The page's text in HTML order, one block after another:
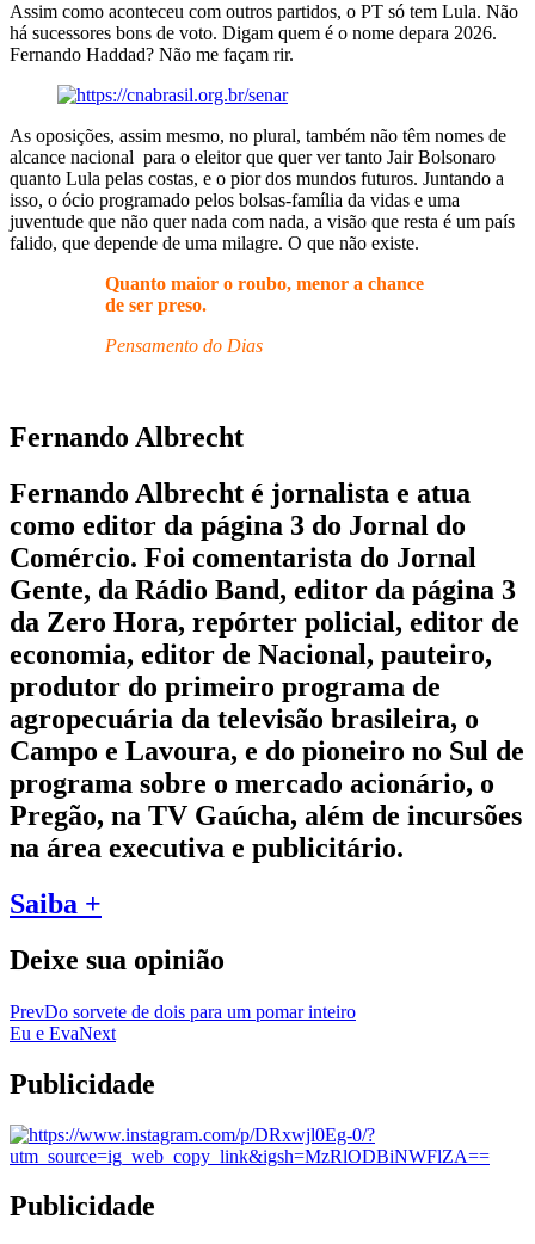
Assim como aconteceu com outros partidos, o PT só tem Lula. Não
há sucessores bons de voto. Digam quem é o nome depara 2026.
Fernando Haddad? Não me façam rir.
As oposições, assim mesmo, no plural, também não têm nomes de
alcance nacional para o eleitor que quer ver tanto Jair Bolsonaro
quanto Lula pelas costas, e o pior dos mundos futuros. Juntando a
isso, o ócio programado pelos bolsas-família da vidas e uma
juventude que não quer nada com nada, a visão que resta é um país
falido, que depende de uma milagre. O que não existe.
Quanto maior o roubo, menor a chance
de ser preso.
Pensamento do Dias
Fernando Albrecht
Fernando Albrecht é jornalista e atua
como editor da página 3 do Jornal do
Comércio. Foi comentarista do Jornal
Gente, da Rádio Band, editor da página 3
da Zero Hora, repórter policial, editor de
economia, editor de Nacional, pauteiro,
produtor do primeiro programa de
agropecuária da televisão brasileira, o
Campo e Lavoura, e do pioneiro no Sul de
programa sobre o mercado acionário, o
Pregão, na TV Gaúcha, além de incursões
na área executiva e publicitário.
Saiba +
Deixe sua opinião
PrevDo sorvete de dois para um pomar inteiro
Eu e EvaNext
Publicidade
Publicidade